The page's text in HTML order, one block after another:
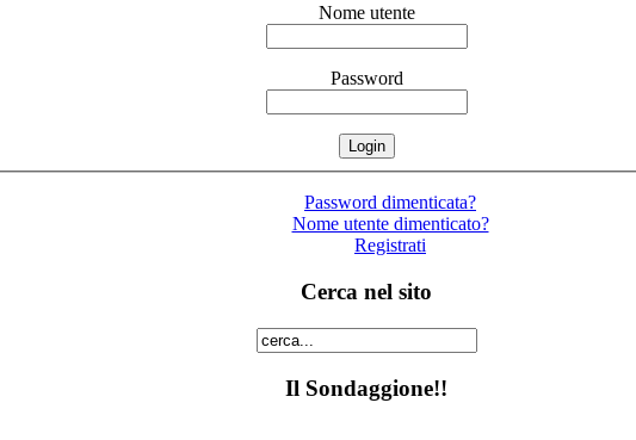
Nome utente
Password
Password dimenticata?
Nome utente dimenticato?
Registrati
Cerca nel sito
Il Sondaggione!!